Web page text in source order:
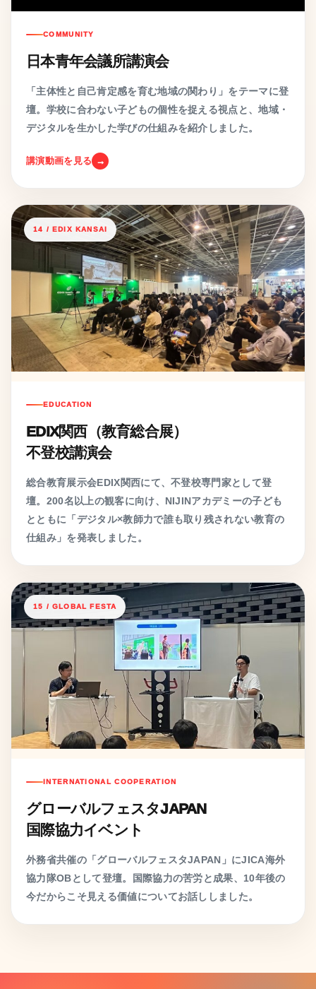
COMMUNITY
日本青年会議所講演会
「主体性と自己肯定感を育む地域の関わり」をテーマに登
壇。学校に合わない子どもの個性を捉える視点と、地域・
デジタルを生かした学びの仕組みを紹介しました。
講演動画を見る
14 / EDIX KANSAI
EDUCATION
EDIX関西（教育総合展）
不登校講演会
総合教育展示会EDIX関西にて、不登校専門家として登
壇。200名以上の観客に向け、NIJINアカデミーの子ども
とともに「デジタル×教師力で誰も取り残されない教育の
仕組み」を発表しました。
15 / GLOBAL FESTA
INTERNATIONAL COOPERATION
グローバルフェスタJAPAN
国際協力イベント
外務省共催の「グローバルフェスタJAPAN」にJICA海外
協力隊OBとして登壇。国際協力の苦労と成果、10年後の
今だからこそ見える価値についてお話ししました。